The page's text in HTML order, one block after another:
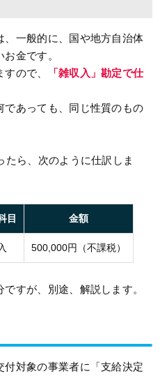
一般的に、国や地方自治体
金です。
ので、
「雑収入」勘定で仕
あっても、同じ性質のもの
たら、次のように仕訳しま
目 金額
500,000円（不課税）
すが、別途、解説します。
対象の事業者に「支給決定